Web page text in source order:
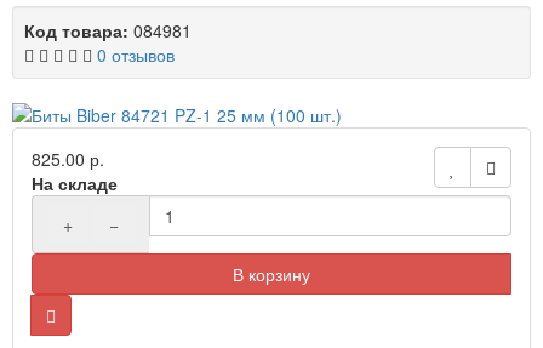
Код товара: 084981
0 отзывов
825.00 р.
На складе
+
−
В корзину